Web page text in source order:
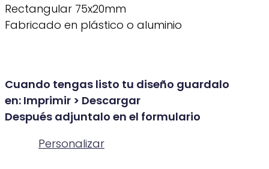
Rectangular 75x20mm
Fabricado en plástico o aluminio
Cuando tengas listo tu diseño guardalo
en: Imprimir > Descargar
Después adjuntalo en el formulario
Personalizar